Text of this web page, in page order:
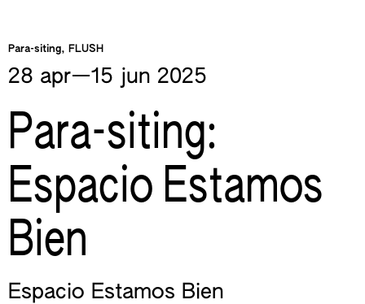
Para-siting, FLUSH
28 apr—​15 jun 2025
Para-siting:
Espacio Estamos
Bien
Espacio Estamos Bien